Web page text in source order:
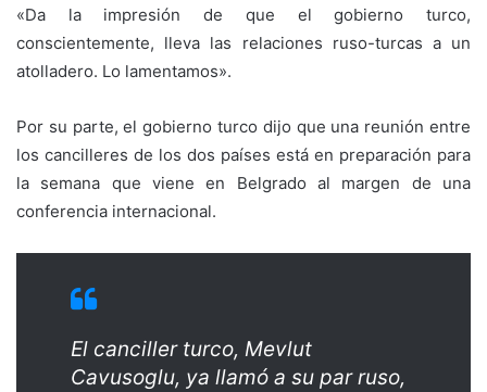
«Da la impresión de que el gobierno turco,
conscientemente, lleva las relaciones ruso-turcas a un
atolladero. Lo lamentamos».
Por su parte, el gobierno turco dijo que una reunión entre
los cancilleres de los dos países está en preparación para
la semana que viene en Belgrado al margen de una
conferencia internacional.
El canciller turco, Mevlut
Cavusoglu, ya llamó a su par ruso,